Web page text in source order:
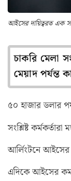
আইসের দায়িত্বরত এক
চাকরি মেলা
মেয়াদ পর্যন্ত
৫০ হাজার ডলার
সংশ্লিষ্ট
আর্লিংটনে আইসের
এদিকে আইসের